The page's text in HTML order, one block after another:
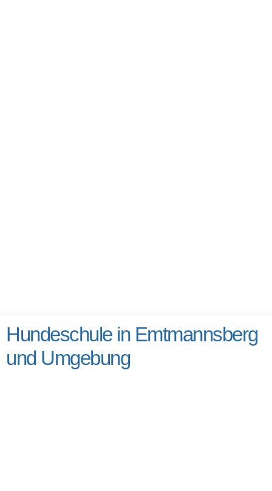
Hundeschule in Emtmannsberg
und Umgebung